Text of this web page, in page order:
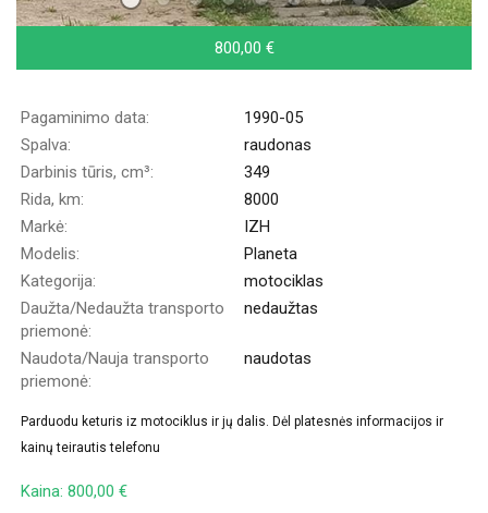
800,00 €
Pagaminimo data:
1990-05
Spalva:
raudonas
Darbinis tūris, cm³:
349
Rida, km:
8000
Markė:
IZH
Modelis:
Planeta
Kategorija:
motociklas
Daužta/Nedaužta transporto
priemonė:
nedaužtas
Naudota/Nauja transporto
priemonė:
naudotas
Parduodu keturis iz motociklus ir jų dalis. Dėl platesnės informacijos ir
kainų teirautis telefonu
Kaina: 800,00 €